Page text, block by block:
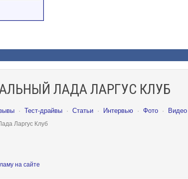
ЛАДА ЛАРГУС КЛУБ
· Тест-драйвы · Статьи · Интервью · Фото · Видео
Ларгус Клуб
на сайте